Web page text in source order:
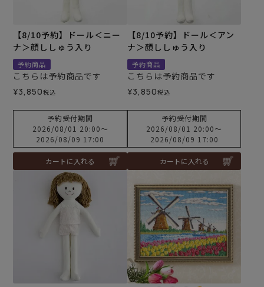
【8/10予約】ドール＜ニー
ナ＞顔ししゅう入り
予約商品
こちらは予約商品です
¥3,850税込
予約受付期間
2026/08/01 20:00〜
2026/08/09 17:00
カートに入れる
【8/10予約】ドール＜アン
ナ＞顔ししゅう入り
予約商品
こちらは予約商品です
¥3,850税込
予約受付期間
2026/08/01 20:00〜
2026/08/09 17:00
カートに入れる